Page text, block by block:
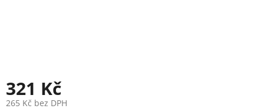
321 Kč
265 Kč bez DPH